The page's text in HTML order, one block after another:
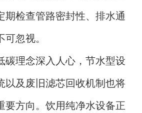
期检查管路密封性、排水通
忽视。
碳理念深入人心，节水型设
以及废旧滤芯回收机制也将
要方向。饮用纯净水设备正